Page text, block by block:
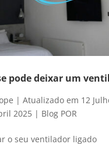
pode deixar um
|Atualizado em 12
2025 | Blog POR
o seu ventilador ligado